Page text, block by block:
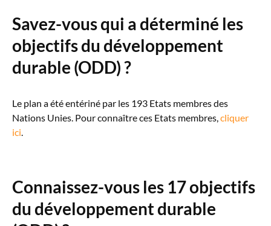
Savez-vous qui a déterminé les
objectifs du développement
durable (ODD) ?
Le plan a été entériné par les 193 Etats membres des
Nations Unies. Pour connaître ces Etats membres, cliquer
ici
Connaissez-vous les 17 objectifs
du développement durable